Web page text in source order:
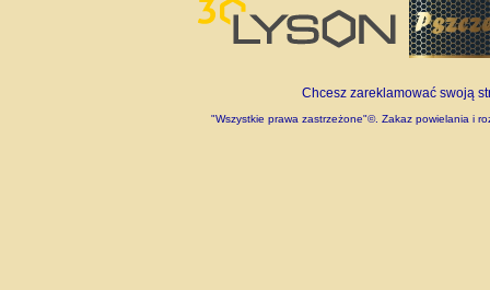
Chcesz zareklamować swoją
"Wszystkie prawa zastrzeżone"©. Zakaz powielania i